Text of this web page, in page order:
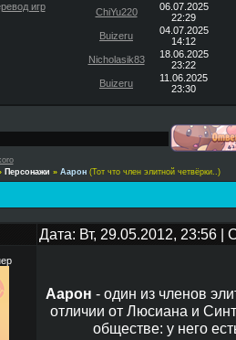
игр
ChiYu220
06.07.2025
22:29
Buizeru
04.07.2025
14:12
Nicholasik83
18.06.2025
23:22
Buizeru
11.06.2025
23:30
Персонажи » Аарон (Тот что член элитной четвёрки..)
Дата: Вт, 29.05.2012, 23:56
Аарон - один из членов
отличии от Люсиана и
обществе: у него